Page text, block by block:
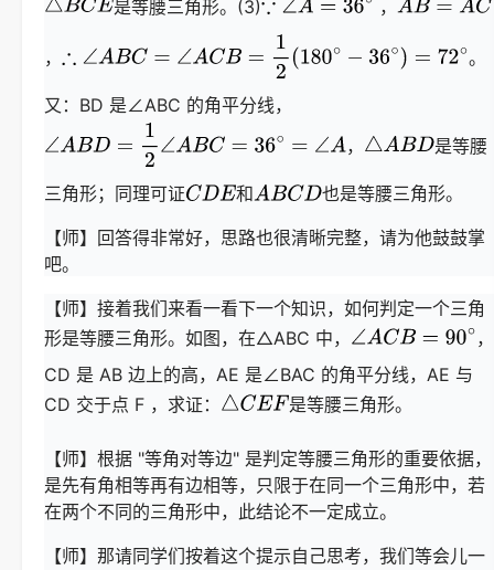
是等腰三角形。(3)
，
， 。
又：BD 是∠ABC 的角平分线，
，
是等腰
三角形；同理可证 和
也是等腰三角形。
【师】回答得非常好，思路也很清晰完整，请为他鼓鼓掌
吧。
【师】接着我们来看一看下一个知识，如何判定一个三角
形是等腰三角形。如图，在△ABC 中，
，
CD 是 AB 边上的高，AE 是∠BAC 的角平分线，AE 与
CD 交于点 F ，求证：
是等腰三角形。
【师】根据 "等角对等边" 是判定等腰三角形的重要依据，
是先有角相等再有边相等，只限于在同一个三角形中，若
在两个不同的三角形中，此结论不一定成立。
【师】那请同学们按着这个提示自己思考，我们等会儿一